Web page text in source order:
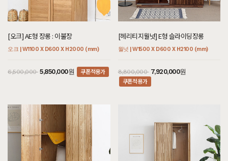
[오크] AE형 장롱 : 이불장
오크 | W1100 X D600 X H2000 (mm)
6,500,000 5,850,000원 쿠폰적용가
[헤리티지월넛] E형 슬라이딩장롱
월넛 | W1500 X D600 X H2100 (mm)
8,800,000 7,920,000원
쿠폰적용가